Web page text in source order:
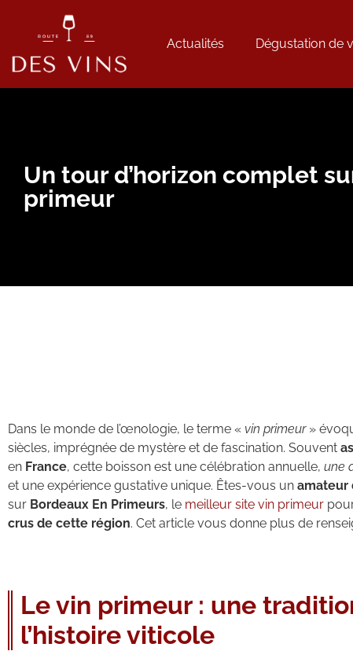
Actualités Dégustation de
Un tour d’horizon complet
primeur
Dans le monde de l’œnologie, le terme « vin primeur»
siècles, imprégnée de mystère et de fascination. Souvent
en France, cette boisson est une célébration annuelle, une
et une expérience gustative unique. Êtes-vous un amateur
sur Bordeaux En Primeurs, le meilleur site vin primeur
crus de cette région. Cet article vous donne plus de
Le vin primeur : une
l’histoire viticole